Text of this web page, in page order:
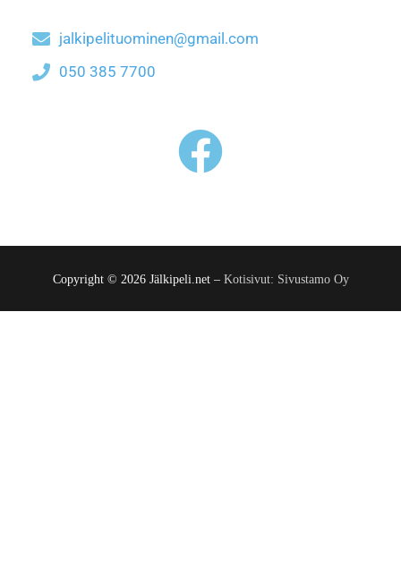
jalkipelituominen@gmail.com
050 385 7700
Copyright © 2026 Jälkipeli.net – Kotisivut: Sivustamo Oy